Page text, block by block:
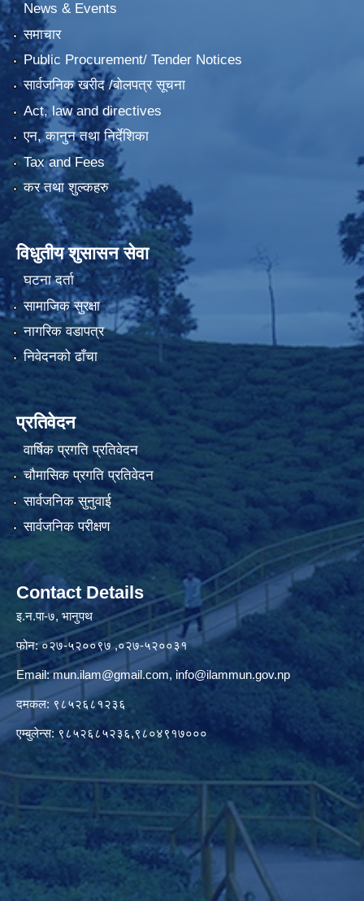
News & Events
समाचार
Public Procurement/ Tender Notices
सार्वजनिक खरीद /बोलपत्र सूचना
Act, law and directives
एन, कानुन तथा निर्देशिका
Tax and Fees
कर तथा शुल्कहरु
विधुतीय शुसासन सेवा
घटना दर्ता
सामाजिक सुरक्षा
नागरिक वडापत्र
निवेदनको ढाँचा
प्रतिवेदन
वार्षिक प्रगति प्रतिवेदन
चौमासिक प्रगति प्रतिवेदन
सार्वजनिक सुनुवाई
सार्वजनिक परीक्षण
Contact Details
इ.न.पा-७, भानुपथ
फोन: ०२७-५२००९७ ,०२७-५२००३१
Email:mun.ilam@gmail.com, info@ilammun.gov.np
दमकल: ९८५२६८१२३६
एम्बुलेन्स: ९८५२६८५२३६,९८०४९१७०००